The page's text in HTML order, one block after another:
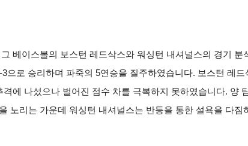
베이스볼의 보스턴 레드삭스와 워싱턴 내셔널스의 경기
으로 승리하며 파죽의 5연승을 질주하였습니다. 보스턴 레
에 나섰으나 벌어진 점수 차를 극복하지 못하였습니다. 양
노리는 가운데 워싱턴 내셔널스는 반등을 통한 설욕을 다짐